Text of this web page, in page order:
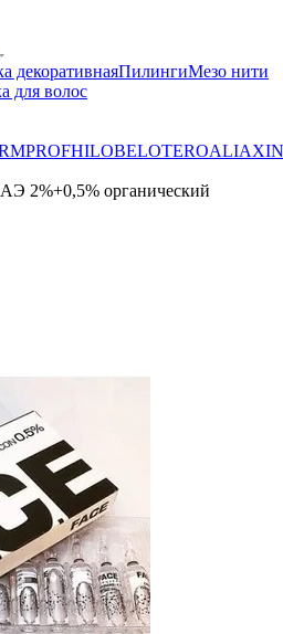
декоративнаяПилингиМезо нити
для волос
PROFHILOBELOTEROALIAXIN
2%+0,5% органический